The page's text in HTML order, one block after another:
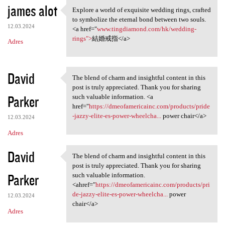
james alot
12.03.2024
Adres
Explore a world of exquisite
Explore a world of exquisite wedding rings, crafted
to symbolize the eternal bond between two souls.
<a href="www.tingdiamond.com/hk/wedding-
rings">結婚戒指</a>
David
Parker
12.03.2024
Adres
The blend of charm and
The blend of charm and insightful content in this
post is truly appreciated. Thank you for sharing
such valuable information. <a
href="https://dmeofamericainc.com/products/pride
-jazzy-elite-es-power-wheelcha...power chair</a>
David
Parker
12.03.2024
Adres
The blend of charm and
The blend of charm and insightful content in this
post is truly appreciated. Thank you for sharing
such valuable information.
<ahref="https://dmeofamericainc.com/products/pri
de-jazzy-elite-es-power-wheelcha...power
chair</a>